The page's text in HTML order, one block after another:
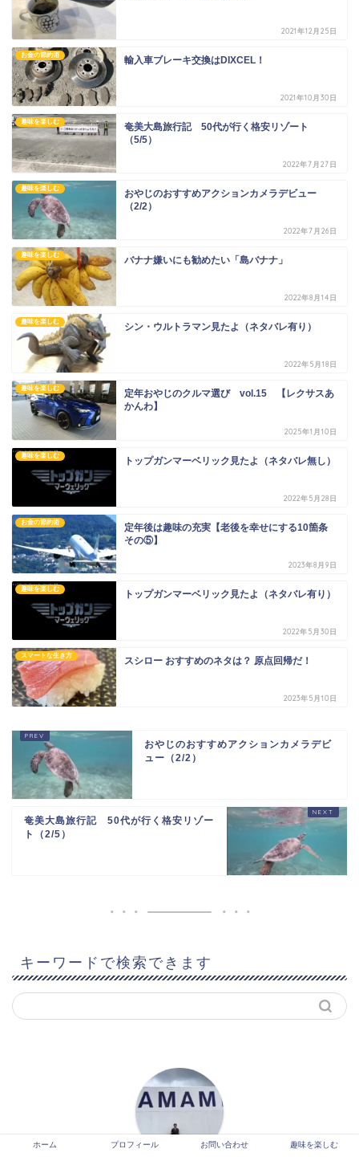
2021年12月25日
お金の節約術 輸入車ブレーキ交換はDIXCEL！
2021年10月30日
趣味を楽しむ
奄美大島旅行記 50代が行く格安リゾート
（5/5）
2022年7月27日
趣味を楽しむ
おやじのおすすめアクションカメラデビュー
（2/2）
2022年7月26日
趣味を楽しむ バナナ嫌いにも勧めたい「島バナナ」
2022年8月14日
趣味を楽しむ シン・ウルトラマン見たよ（ネタバレ有り）
2022年5月18日
趣味を楽しむ
定年おやじのクルマ選び vol.15 【レクサスあ
かんわ】
2025年1月10日
趣味を楽しむ トップガンマーベリック見たよ（ネタバレ無し）
2022年5月28日
お金の節約術
定年後は趣味の充実【老後を幸せにする10箇条
その⑤】
2023年8月9日
趣味を楽しむ トップガンマーベリック見たよ（ネタバレ有り）
2022年5月30日
スマートな生き方 スシロー おすすめのネタは？ 原点回帰だ！
2023年5月10日
おやじのおすすめアクションカメラデビ
ュー（2/2）
奄美大島旅行記 50代が行く格安リゾー
ト（2/5）
キーワードで検索できます
ホーム プロフィール お問い合わせ 趣味を楽しむ